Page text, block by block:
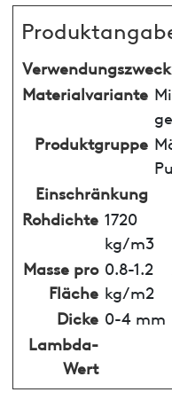
Verwendungszweck
Materialvariante
Produktgruppe
Einschränkung
Rohdichte 1720
kg/m3
Masse pro
Fläche
0.8-1.2
kg/m2
Dicke 0-4 mm
Lambda-
Wert